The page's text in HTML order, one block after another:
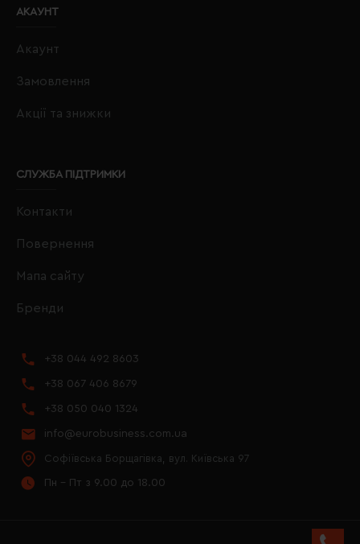
АКАУНТ
Акаунт
Замовлення
Акції та знижки
СЛУЖБА ПІДТРИМКИ
Контакти
Повернення
Мапа сайту
Бренди
+38 044 492 8603
+38 067 406 8679
+38 050 040 1324
info@eurobusiness.com.ua
Софіївська Борщагівка, вул. Київська 97
Пн - Пт з 9.00 до 18.00